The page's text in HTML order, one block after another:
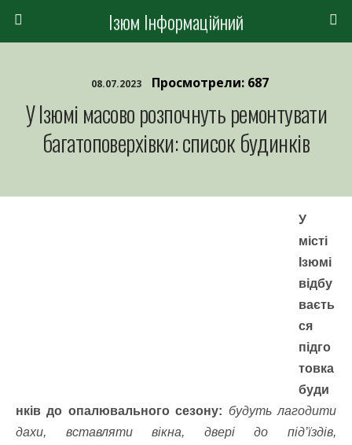
Ізюм Інформаційний
08.07.2023 Просмотрели: 687
У Ізюмі масово розпочнуть ремонтувати
багатоповерхівки: список будинків
У
місті
Ізюмі
відбу
ваєть
ся
підго
товка
буди
нків до опалювального сезону: будуть лагодити
дахи, вставляти вікна, двері до під’їздів,